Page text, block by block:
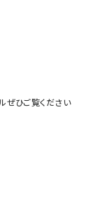
ぜひご覧ください